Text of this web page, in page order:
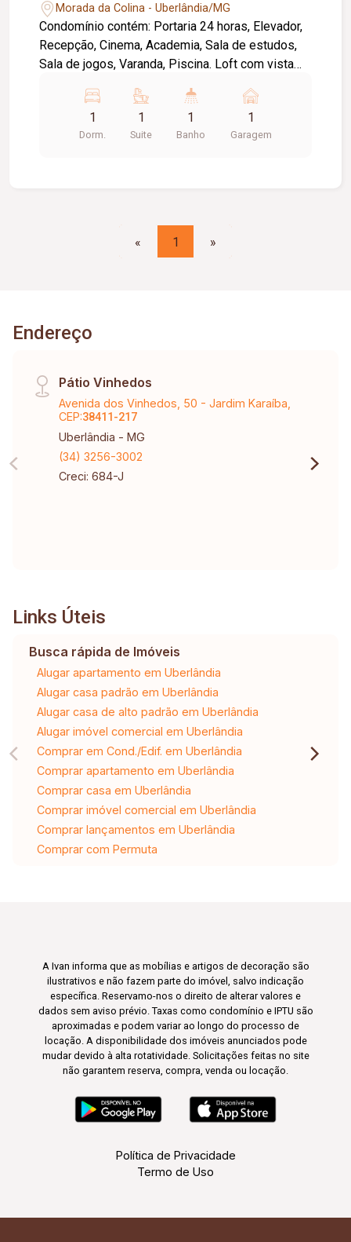
Morada da Colina - Uberlândia/MG
Condomínio contém: Portaria 24 horas, Elevador,
Recepção, Cinema, Academia, Sala de estudos,
Sala de jogos, Varanda, Piscina. Loft com vista
de tv, em dois ambientes Dormitório com
armários e sacada, Banheiro social com armários,
espelho e box em vidro temperado, Cozinha com
1
Dorm.
1
Suite
1
Banho
1
Garagem
« 1 »
Endereço
Pátio Vinhedos
Avenida dos Vinhedos, 50 - Jardim Karaíba,
CEP:38411-217
Uberlândia - MG
(34) 3256-3002
Creci: 684-J
Links Úteis
Busca rápida de Imóveis
Alugar apartamento em Uberlândia
Alugar casa padrão em Uberlândia
Alugar casa de alto padrão em Uberlândia
Alugar imóvel comercial em Uberlândia
Comprar em Cond./Edif. em Uberlândia
Comprar apartamento em Uberlândia
Comprar casa em Uberlândia
Comprar imóvel comercial em Uberlândia
Comprar lançamentos em Uberlândia
Comprar com Permuta
A Ivan informa que as mobílias e artigos de decoração são
ilustrativos e não fazem parte do imóvel, salvo indicação
específica. Reservamo-nos o direito de alterar valores e
dados sem aviso prévio. Taxas como condomínio e IPTU são
aproximadas e podem variar ao longo do processo de
locação. A disponibilidade dos imóveis anunciados pode
mudar devido à alta rotatividade. Solicitações feitas no site
não garantem reserva, compra, venda ou locação.
Política de Privacidade
Termo de Uso